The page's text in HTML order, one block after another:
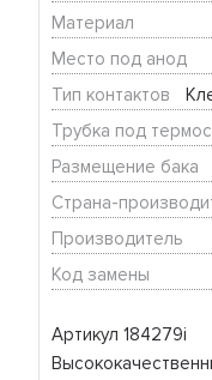
Артикул 184279i
Материал
Место под анод
Тип контактов
Трубка под
Размещение бака
Страна-
Производитель
Код замены